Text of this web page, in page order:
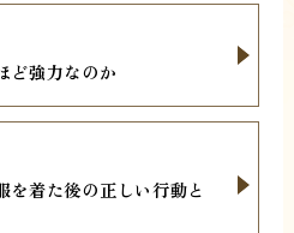
ど強力なのか
を着た後の正しい行動と